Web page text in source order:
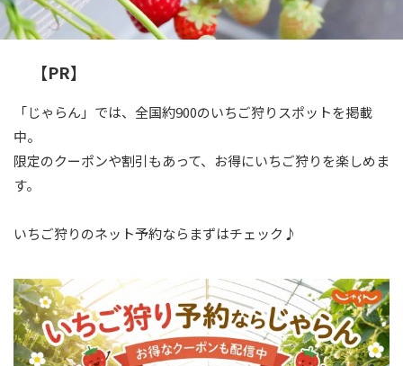
【PR】
「じゃらん」では、全国約900のいちご狩りスポットを掲載
中。
限定のクーポンや割引もあって、お得にいちご狩りを楽しめま
す。
いちご狩りのネット予約ならまずはチェック♪